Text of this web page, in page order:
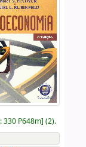
330 P648m] (2).